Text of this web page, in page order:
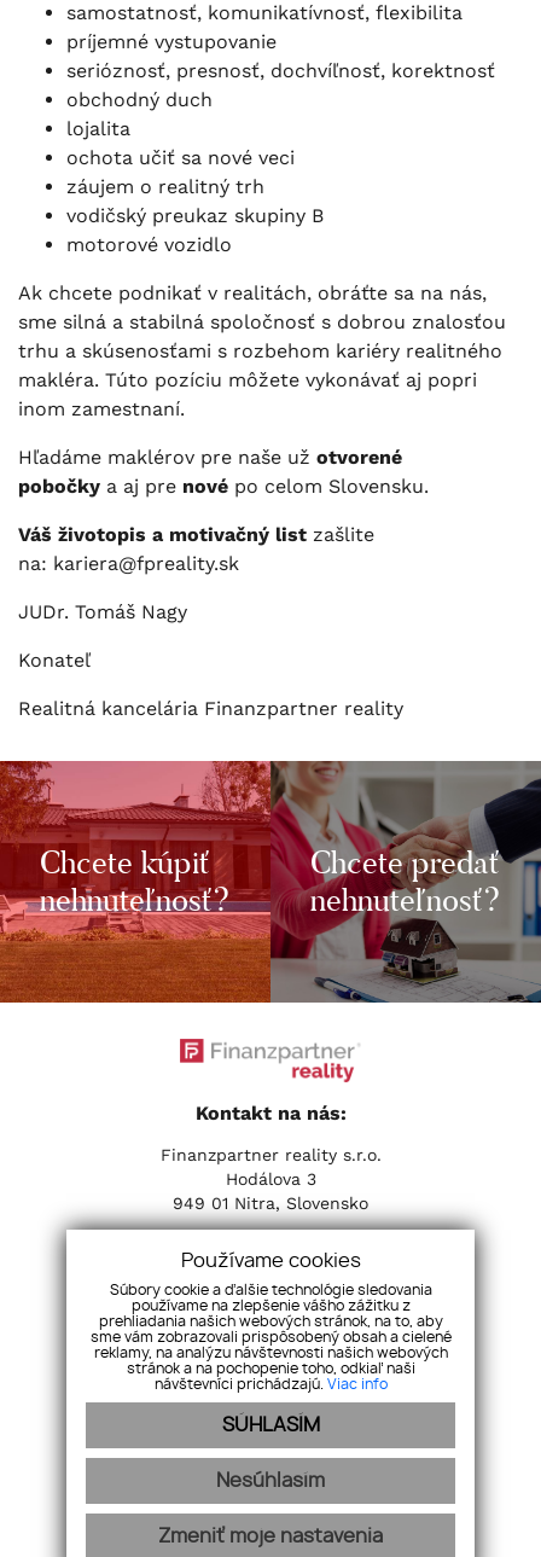
samostatnosť, komunikatívnosť, flexibilita
príjemné vystupovanie
serióznosť, presnosť, dochvíľnosť, korektnosť
obchodný duch
lojalita
ochota učiť sa nové veci
záujem o realitný trh
vodičský preukaz skupiny B
motorové vozidlo
Ak chcete podnikať v realitách, obráťte sa na nás,
sme silná a stabilná spoločnosť s dobrou znalosťou
trhu a skúsenosťami s rozbehom kariéry realitného
makléra. Túto pozíciu môžete vykonávať aj popri
inom zamestnaní.
Hľadáme maklérov pre naše už otvorené
pobočky a aj pre nové po celom Slovensku.
Váš životopis a motivačný list zašlite
na: kariera@fpreality.sk
JUDr. Tomáš Nagy
Konateľ
Realitná kancelária Finanzpartner reality
Chcete kúpiť
nehnuteľnosť?
Chcete predať
nehnuteľnosť?
Kontakt na nás:
Finanzpartner reality s.r.o.
Hodálova 3
949 01 Nitra, Slovensko
Sociálne siete:
Hypotéky
Používame cookies
Súbory cookie a ďalšie technológie sledovania
používame na zlepšenie vášho zážitku z
prehliadania našich webových stránok, na to, aby
sme vám zobrazovali prispôsobený obsah a cielené
reklamy, na analýzu návštevnosti našich webových
stránok a na pochopenie toho, odkiaľ naši
návštevníci prichádzajú. Viac info
SÚHLASÍM
Nesúhlasím
Zmeniť moje nastavenia